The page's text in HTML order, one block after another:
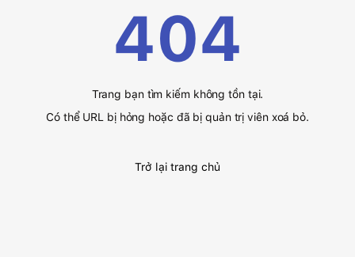
404
Trang bạn tìm kiếm không tồn tại.
Có thể URL bị hỏng hoặc đã bị quản trị viên xoá bỏ.
Trở lại trang chủ